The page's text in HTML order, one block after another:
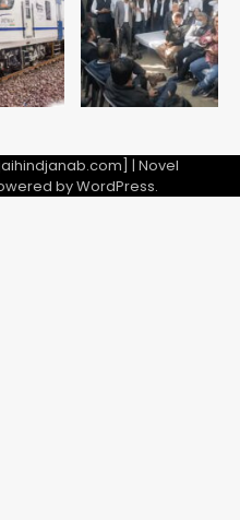
| Novel
byWordPress.